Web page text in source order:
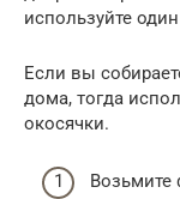
используйте
Если вы
дома, тогда
окосячки.
Возьмите